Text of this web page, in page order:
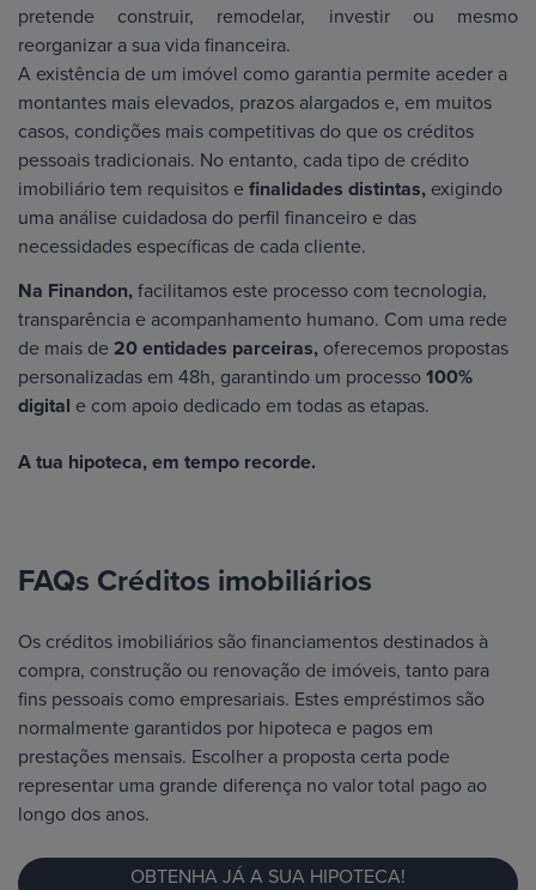
pretende construir, remodelar, investir ou mesmo
reorganizar a sua vida financeira.
A existência de um imóvel como garantia permite aceder a
montantes mais elevados, prazos alargados e, em muitos
casos, condições mais competitivas do que os créditos
pessoais tradicionais. No entanto, cada tipo de crédito
imobiliário tem requisitos e finalidades distintas, exigindo
uma análise cuidadosa do perfil financeiro e das
necessidades específicas de cada cliente.
Na Finandon,facilitamos este processo com tecnologia,
transparência e acompanhamento humano. Com uma rede
de mais de 20 entidades parceiras, oferecemos propostas
personalizadas em 48h, garantindo um processo100%
digital e com apoio dedicado em todas as etapas.
A tua hipoteca, em tempo recorde.
FAQs Créditos imobiliários
Os créditos imobiliários são financiamentos destinados à
compra, construção ou renovação de imóveis, tanto para
fins pessoais como empresariais. Estes empréstimos são
normalmente garantidos por hipoteca e pagos em
prestações mensais. Escolher a proposta certa pode
representar uma grande diferença no valor total pago ao
longo dos anos.
OBTENHA JÁ A SUA HIPOTECA!